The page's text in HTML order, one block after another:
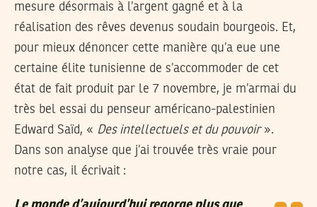
mesure désormais à l’argent gagné et à la
réalisation des rêves devenus soudain bourgeois. Et,
pour mieux dénoncer cette manière qu’a eue une
certaine élite tunisienne de s’accommoder de cet
état de fait produit par le 7 novembre, je m’armai du
très bel essai du penseur américano-palestinien
Edward Saïd, « Des intellectuels et du pouvoir».
Dans son analyse que j’ai trouvée très vraie pour
notre cas, il écrivait :